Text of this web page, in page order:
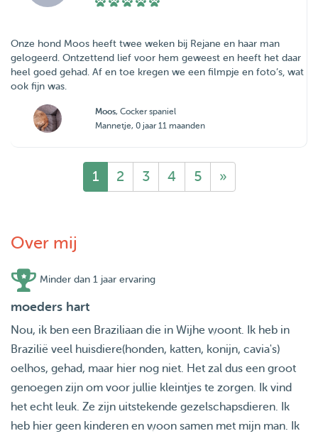
Onze hond Moos heeft twee weken bij Rejane en haar man
gelogeerd. Ontzettend lief voor hem geweest en heeft het daar
heel goed gehad. Af en toe kregen we een filmpje en foto’s, wat
ook fijn was.
Moos, Cocker spaniel
Mannetje, 0 jaar 11 maanden
1 2 3 4 5 »
Over mij
Minder dan 1 jaar ervaring
moeders hart
Nou, ik ben een Braziliaan die in Wijhe woont. Ik heb in
Brazilië veel huisdiere(honden, katten, konijn, cavia's)
oelhos, gehad, maar hier nog niet. Het zal dus een groot
genoegen zijn om voor jullie kleintjes te zorgen. Ik vind
het echt leuk. Ze zijn uitstekende gezelschapsdieren. Ik
heb hier geen kinderen en woon samen met mijn man. Ik